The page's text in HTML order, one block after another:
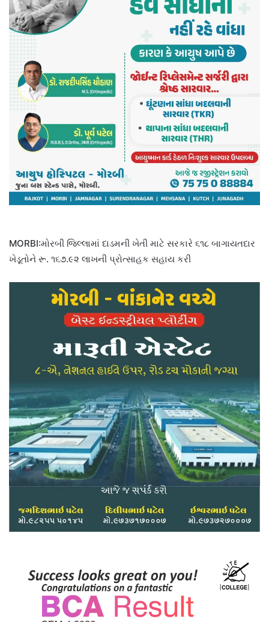
MORBI:મોરબી જિલ્લામાં દાડમની ખેતી માટે સરકારે ૬૧૮ બાગાયતદાર
ખેડૂતોને રૂ. ૧૬૭.૯૨ લાખની પ્રોત્સાહક સહાય કરી